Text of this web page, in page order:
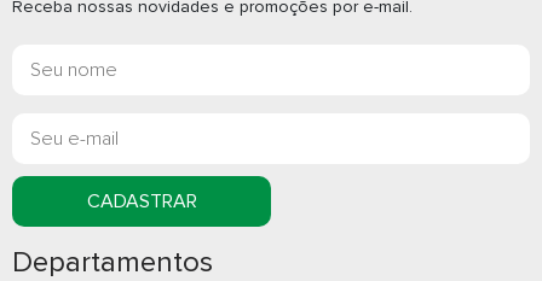
Pasta para convenção
Whatsapp
Receba nossas novidades e promoções por e-mail.
CADASTRAR
Departamentos